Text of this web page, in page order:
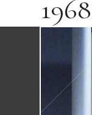
1968